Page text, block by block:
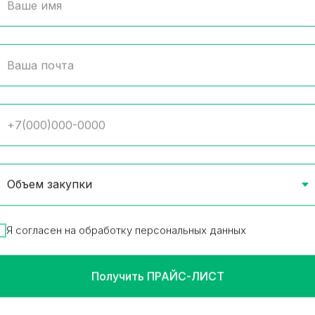
снеки Cheetos
50 гр
в упаковке
₽
Кукурузные шарики
24 шт в упаковке
34.16 ₽
Я согласен на обработку персональных данных
Получить ПРАЙС-ЛИСТ